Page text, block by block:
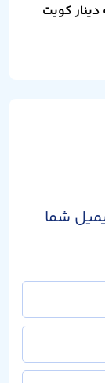
دینار کویت
شما